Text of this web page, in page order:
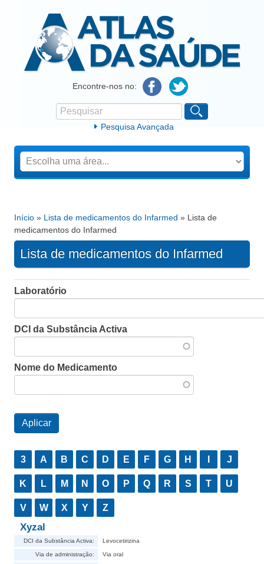
Atlas da SaúdeEncontre-nos no:
Formulário de procura
Pesquisar
Pesquisa Avançada
Está aqui
Início » Lista de medicamentos do Infarmed » Lista de
medicamentos do Infarmed
Lista de medicamentos do Infarmed
Laboratório
DCI da Substância Activa
Nome do Medicamento
3 A B C D E F G H J
K L M N O P Q R S T U
V W X Y Z
Xyzal
DCI da Substância Activa: Levocetirizina
Via de administração: Via oral